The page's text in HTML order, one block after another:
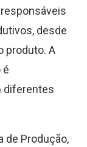
desde
produto. A
é
diferentes
de Produção,